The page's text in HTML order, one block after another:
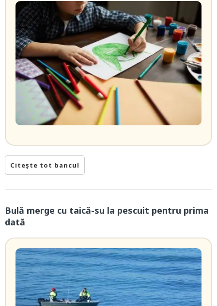
Citește tot bancul
Bulă merge cu taică-su la pescuit pentru prima
dată